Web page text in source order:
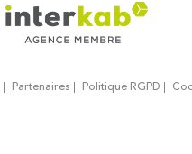
Partenaires Politique RGPD